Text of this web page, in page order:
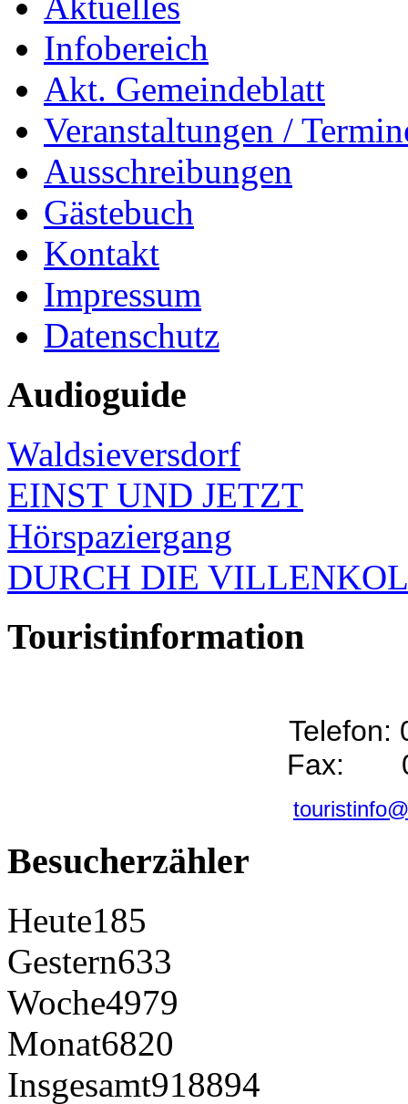
Infobereich
Akt. Gemeindeblatt
Veranstaltungen /
Ausschreibungen
Gästebuch
Kontakt
Impressum
Datenschutz
Audioguide
Waldsieversdorf
EINST UND JETZT
Hörspaziergang
DURCH DIE
Touristinformation
Telefon:
Fax:
Besucherzähler
Heute185
Gestern633
Woche4979
Monat6820
Insgesamt918894